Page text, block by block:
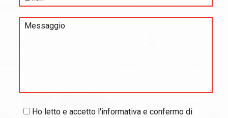
Ho letto e accetto l'informativa e confermo di